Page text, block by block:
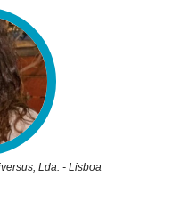
Lda. - Lisboa